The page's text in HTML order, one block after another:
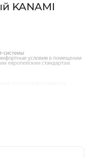
KANAMI